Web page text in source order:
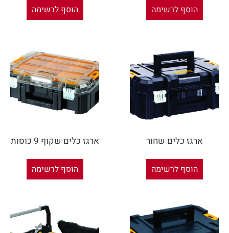
הוסף לרשימה הוסף לרשימה
ארגז כלים שחור
הוסף לרשימה
ארגז כלים שקוף 9 כוסות
הוסף לרשימה